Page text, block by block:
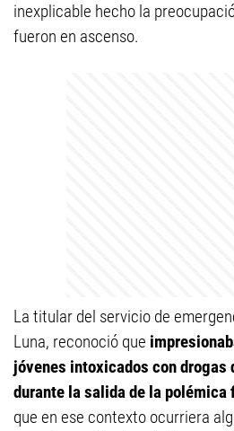
inexplicable hecho la
fueron en ascenso.
La titular del servicio de
Luna, reconoció que
jóvenes intoxicados con drogas
durante la salida de la polémica
que en ese contexto ocurriera